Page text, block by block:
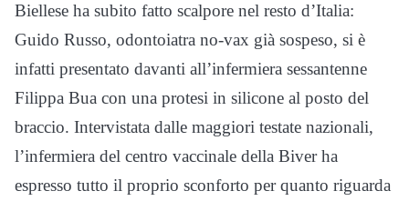
Biellese ha subito fatto scalpore nel resto d’Italia:
Guido Russo, odontoiatra no-vax già sospeso, si è
infatti presentato davanti all’infermiera sessantenne
Filippa Bua con una protesi in silicone al posto del
braccio. Intervistata dalle maggiori testate nazionali,
l’infermiera del centro vaccinale della Biver ha
espresso tutto il proprio sconforto per quanto riguarda